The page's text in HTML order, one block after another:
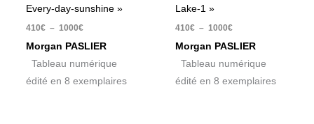
Every-day-sunshine »
410€ – 1000€
Morgan PASLIER
Tableau numérique
édité en 8 exemplaires
Lake-1 »
410€ – 1000€
Morgan PASLIER
Tableau numérique
édité en 8 exemplaires